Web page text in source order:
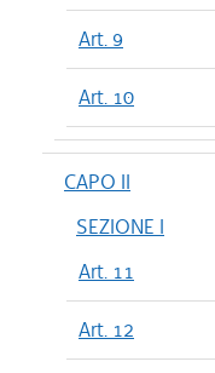
Art. 9
Art. 10
CAPO II
SEZIONE I
Art. 11
Art. 12